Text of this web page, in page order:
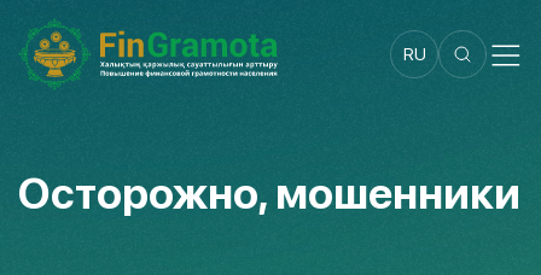
RU
Осторожно, мошенники